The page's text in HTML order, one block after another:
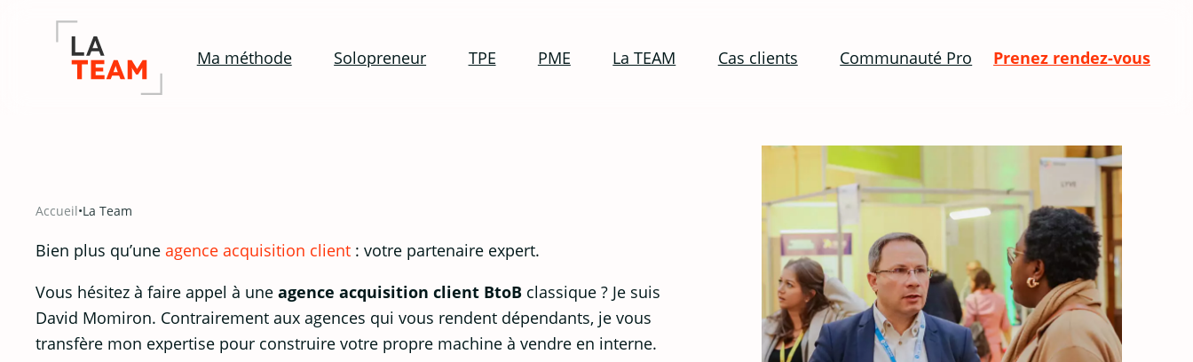
Ma méthode Solopreneur TPE PME La TEAM Cas clients Communauté Pro Prenez rendez-vous
Accueil•La Team
Bien plus qu’une agence acquisition client : votre partenaire expert.
Vous hésitez à faire appel à une agence acquisition client BtoB classique ? Je suis
David Momiron. Contrairement aux agences qui vous rendent dépendants, je vous
transfère mon expertise pour construire votre propre machine à vendre en interne.